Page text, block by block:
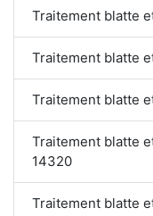
Traitement blatte
Traitement blatte
Traitement blatte
Traitement blatte
14320
Traitement blatte